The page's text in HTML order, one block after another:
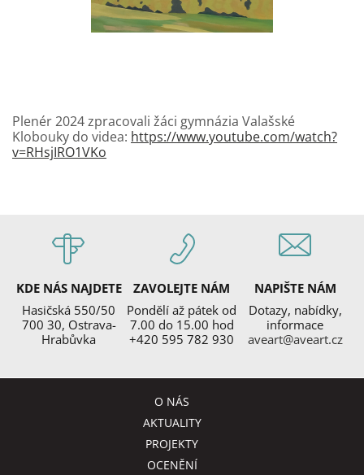
Plenér 2024 zpracovali žáci gymnázia Valašské
Klobouky do videa: https://www.youtube.com/watch?
v=RHsjIRO1VKo
KDE NÁS NAJDETE
Hasičská 550/50
700 30, Ostrava-
Hrabůvka
ZAVOLEJTE NÁM
Pondělí až pátek od
7.00 do 15.00 hod
+420 595 782 930
NAPIŠTE NÁM
Dotazy, nabídky,
informace
aveart@aveart.cz
O NÁS
AKTUALITY
PROJEKTY
OCENĚNÍ